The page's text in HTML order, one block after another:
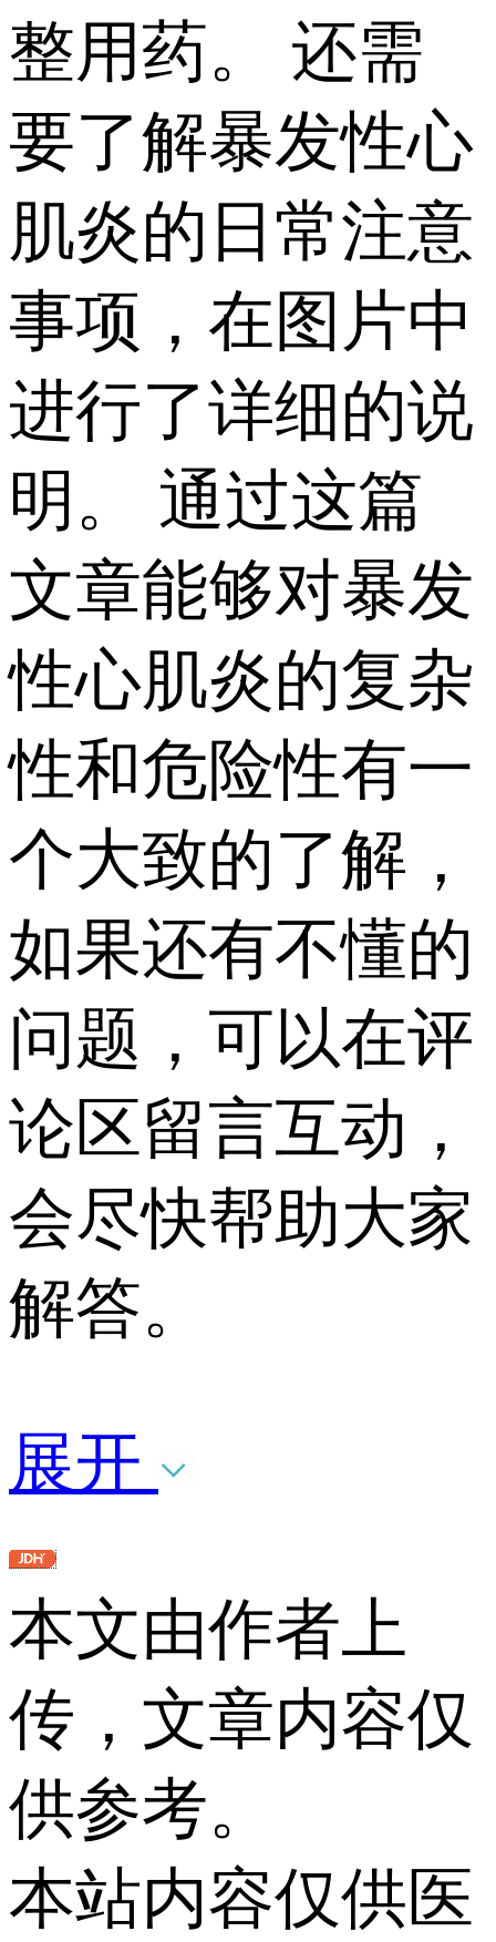
整用药。 还需
要了解暴发性心
肌炎的日常注意
事项，在图片中
进行了详细的说
明。 通过这篇
文章能够对暴发
性心肌炎的复杂
性和危险性有一
个大致的了解，
如果还有不懂的
问题，可以在评
论区留言互动，
会尽快帮助大家
解答。
展开
本文由作者上
传，文章内容仅
供参考。
本站内容仅供医